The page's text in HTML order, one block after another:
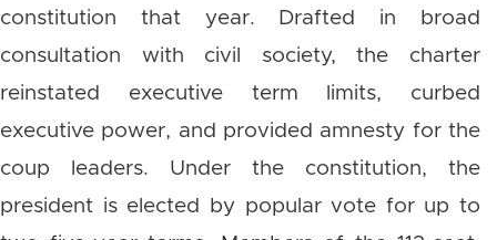
constitution that year. Drafted in broad
consultation with civil society, the charter
reinstated executive term limits, curbed
executive power, and provided amnesty for the
coup leaders. Under the constitution, the
president is elected by popular vote for up to